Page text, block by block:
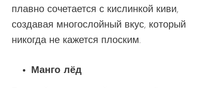
плавно сочетается с кислинкой киви,
создавая многослойный вкус, который
никогда не кажется плоским.
Манго лёд